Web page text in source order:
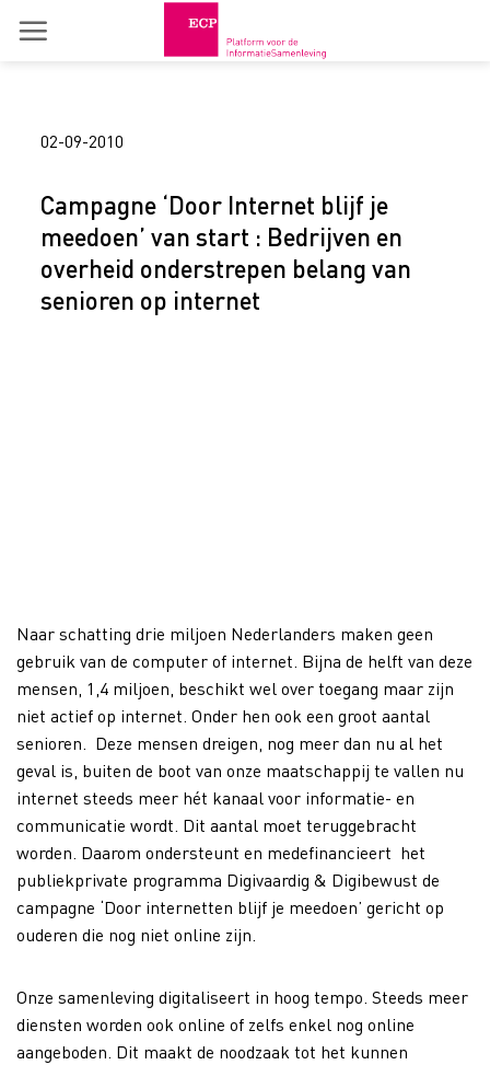
02-09-2010
Campagne ‘Door Internet blijf je
meedoen’ van start : Bedrijven en
overheid onderstrepen belang van
senioren op internet
Naar schatting drie miljoen Nederlanders maken geen
gebruik van de computer of internet. Bijna de helft van deze
mensen, 1,4 miljoen, beschikt wel over toegang maar zijn
niet actief op internet. Onder hen ook een groot aantal
senioren. Deze mensen dreigen, nog meer dan nu al het
geval is, buiten de boot van onze maatschappij te vallen nu
internet steeds meer hét kanaal voor informatie- en
communicatie wordt. Dit aantal moet teruggebracht
worden. Daarom ondersteunt en medefinancieert het
publiekprivate programma Digivaardig & Digibewust de
campagne ‘Door internetten blijf je meedoen’ gericht op
ouderen die nog niet online zijn.
Onze samenleving digitaliseert in hoog tempo. Steeds meer
diensten worden ook online of zelfs enkel nog online
aangeboden. Dit maakt de noodzaak tot het kunnen